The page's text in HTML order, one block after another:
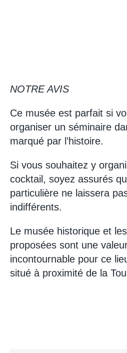
NOTRE AVIS
Ce musée est parfait si
organiser un séminaire
marqué par l’histoire.
Si vous souhaitez y
cocktail, soyez assurés
particulière ne laissera
indifférents.
Le musée historique et
proposées sont une
incontournable pour ce
situé à proximité de la